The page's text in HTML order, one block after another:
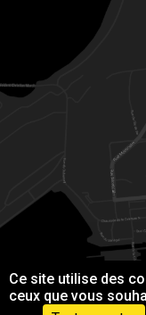
Ce site utilise des
ceux que vous